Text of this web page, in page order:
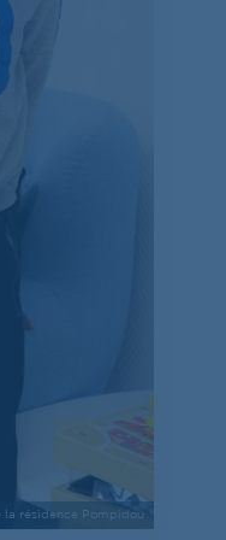
résidence Pompidou